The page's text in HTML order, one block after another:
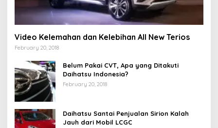
Video Kelemahan dan Kelebihan All New Terios
February 20, 2018
Belum Pakai CVT, Apa yang Ditakuti
Daihatsu Indonesia?
February 20, 2018
Daihatsu Santai Penjualan Sirion Kalah
Jauh dari Mobil LCGC